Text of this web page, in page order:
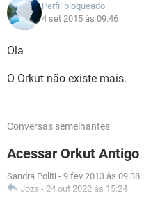
Perfil bloqueado
4 set 2015 às 09:46
Ola
O Orkut não existe mais.
Conversas semelhantes
Acessar Orkut Antigo
Sandra Politi - 9 fev 2013 às 09:38
Joza - 24 out 2022 às 15:24